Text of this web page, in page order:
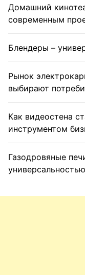
Домашний
современным
Блендеры –
Рынок
выбирают
Как видеостена
инструментом
Газодровяные